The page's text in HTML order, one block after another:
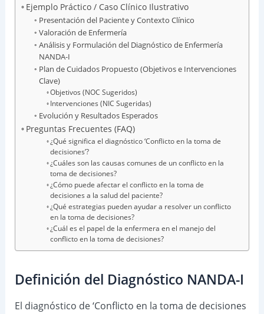
Ejemplo Práctico / Caso Clínico Ilustrativo
Presentación del Paciente y Contexto Clínico
Valoración de Enfermería
Análisis y Formulación del Diagnóstico de Enfermería
NANDA-I
Plan de Cuidados Propuesto (Objetivos e Intervenciones
Clave)
Objetivos (NOC Sugeridos)
Intervenciones (NIC Sugeridas)
Evolución y Resultados Esperados
Preguntas Frecuentes (FAQ)
¿Qué significa el diagnóstico ‘Conflicto en la toma de
decisiones’?
¿Cuáles son las causas comunes de un conflicto en la
toma de decisiones?
¿Cómo puede afectar el conflicto en la toma de
decisiones a la salud del paciente?
¿Qué estrategias pueden ayudar a resolver un conflicto
en la toma de decisiones?
¿Cuál es el papel de la enfermera en el manejo del
conflicto en la toma de decisiones?
Definición del Diagnóstico NANDA-I
El diagnóstico de ‘Conflicto en la toma de decisiones